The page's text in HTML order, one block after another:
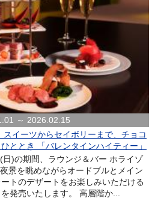
～ 2026.02.15
スイーツからセイボリーまで、チョコ
ととき 「バレンタインハイティー」
)の期間、ラウンジ＆バー ホライゾ
景を眺めながらオードブルとメイン
トのデザートをお楽しみいただける
発売いたします。 高層階か...